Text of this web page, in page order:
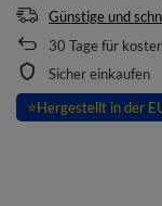
Günstige und
30 Tage für
Sicher einkaufen
⭐Hergestellt in der